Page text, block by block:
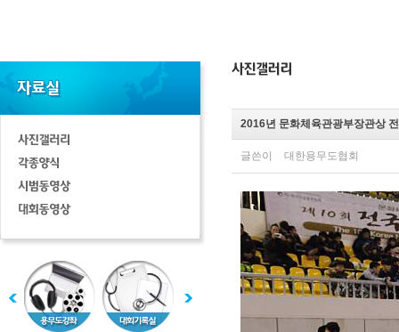
2016년 문화체육관광부장관상
글쓴이 대한용무도협회